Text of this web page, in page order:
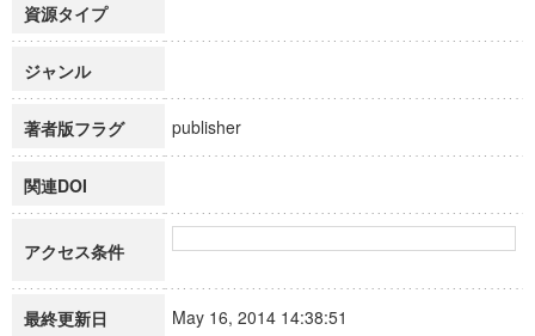
資源タイプ
ジャンル
著者版フラグ publisher
関連DOI
アクセス条件
最終更新日 May 16, 2014 14:38:51